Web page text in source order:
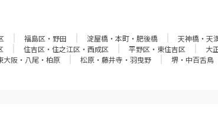
福島区・野田 淀屋橋・本町・肥後橋 天神橋・天
住吉区・住之江区・西成区 平野区・東住吉区
大
大阪・八尾・柏原 松原・藤井寺・羽曳野
堺・中百舌鳥